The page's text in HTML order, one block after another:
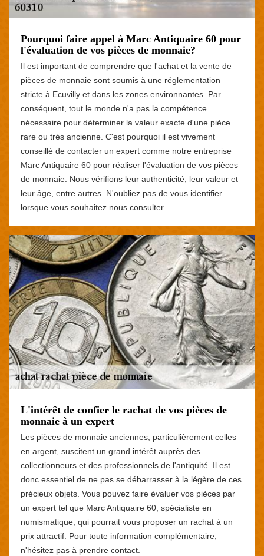
Pourquoi faire appel à Marc Antiquaire 60 pour
l'évaluation de vos pièces de monnaie?
Il est important de comprendre que l'achat et la vente de
pièces de monnaie sont soumis à une réglementation
stricte à Ecuvilly et dans les zones environnantes. Par
conséquent, tout le monde n'a pas la compétence
nécessaire pour déterminer la valeur exacte d'une pièce
rare ou très ancienne. C'est pourquoi il est vivement
conseillé de contacter un expert comme notre entreprise
Marc Antiquaire 60 pour réaliser l'évaluation de vos pièces
de monnaie. Nous vérifions leur authenticité, leur valeur et
leur âge, entre autres. N'oubliez pas de vous identifier
lorsque vous souhaitez nous consulter.
L'intérêt de confier le rachat de vos pièces de
monnaie à un expert
Les pièces de monnaie anciennes, particulièrement celles
en argent, suscitent un grand intérêt auprès des
collectionneurs et des professionnels de l'antiquité. Il est
donc essentiel de ne pas se débarrasser à la légère de ces
précieux objets. Vous pouvez faire évaluer vos pièces par
un expert tel que Marc Antiquaire 60, spécialiste en
numismatique, qui pourrait vous proposer un rachat à un
prix attractif. Pour toute information complémentaire,
n'hésitez pas à prendre contact.